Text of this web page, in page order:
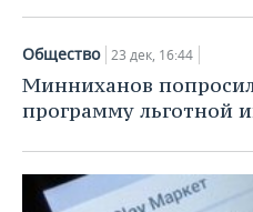
Общество 23 дек, 16:44
Минниханов
программу льготной